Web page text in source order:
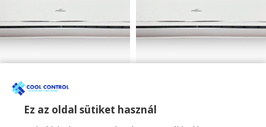
Fisher 3.4kW mono
oldalfali klíma SUMMER
sorozat
Ez az oldal sütiket használ